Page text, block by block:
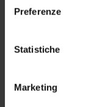
raccogliere
geografica,
Identificare il
Preferenze
Statistiche
Marketing
Contatti
Luoghi